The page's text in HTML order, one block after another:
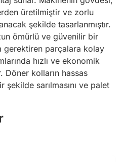
üretilmiştir ve zorlu
şekilde tasarlanmıştır.
ömürlü ve güvenilir bir
gerektiren parçalara kolay
hızlı ve ekonomik
Döner kolların hassas
sarılmasını ve palet